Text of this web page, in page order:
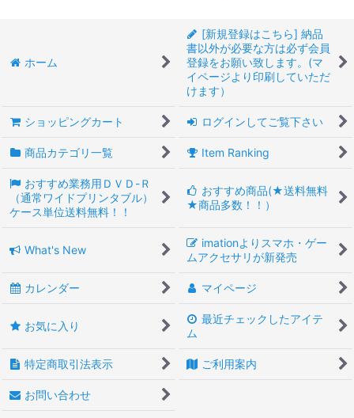
ホーム
[新規登録はこちら] 納品
書以外が必要な方は必ず会員
登録をお願い致します。(マ
イページより印刷していただ
けます）
ショッピングカート ログインしてご覧下さい
商品カテゴリ一覧 Item Ranking
おすすめ業務用ＤＶＤ-Ｒ
（通常ワイドプリンタブル）
ケース単位送料無料！！
おすすめ商品(★送料無料
★商品多数！！）
What's New
imationよりスマホ・ゲー
ムアクセサリが新発売
カレンダー マイページ
お気に入り
最近チェックしたアイテ
ム
特定商取引法表示 ご利用案内
お問い合わせ